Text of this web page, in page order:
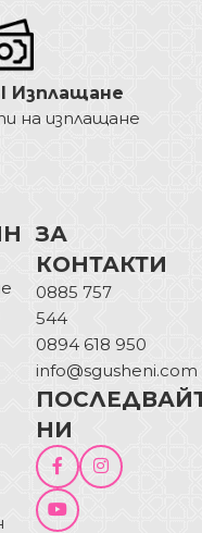
Изплащане
на изплащане
ЗА
КОНТАКТИ
0885 757
544
0894 618 950
info@sgusheni.com
НИ